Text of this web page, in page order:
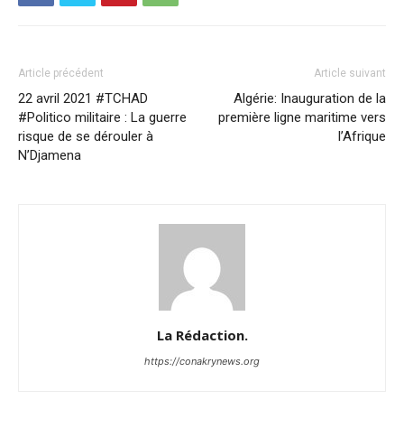
Article précédent
22 avril 2021 #TCHAD
#Politico militaire : La guerre
risque de se dérouler à
N’Djamena
Article suivant
Algérie: Inauguration de la
première ligne maritime vers
l’Afrique
La Rédaction.
https://conakrynews.org